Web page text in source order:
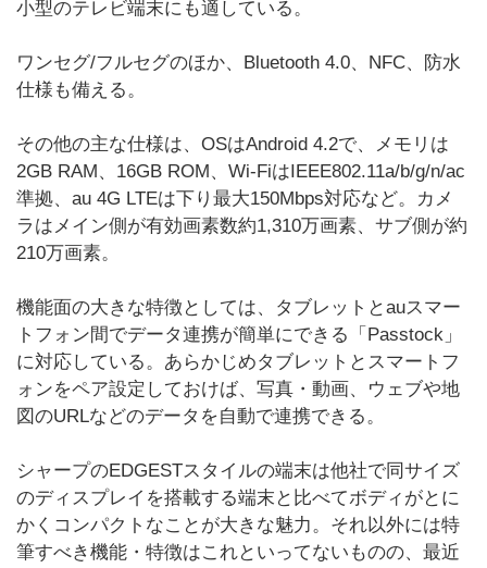
小型のテレビ端末にも適している。
ワンセグ/フルセグのほか、Bluetooth 4.0、NFC、防水
仕様も備える。
その他の主な仕様は、OSはAndroid 4.2で、メモリは
2GB RAM、16GB ROM、Wi-FiはIEEE802.11a/b/g/n/ac
準拠、au 4G LTEは下り最大150Mbps対応など。カメ
ラはメイン側が有効画素数約1,310万画素、サブ側が約
210万画素。
機能面の大きな特徴としては、タブレットとauスマー
トフォン間でデータ連携が簡単にできる「Passtock」
に対応している。あらかじめタブレットとスマートフ
ォンをペア設定しておけば、写真・動画、ウェブや地
図のURLなどのデータを自動で連携できる。
シャープのEDGESTスタイルの端末は他社で同サイズ
のディスプレイを搭載する端末と比べてボディがとに
かくコンパクトなことが大きな魅力。それ以外には特
筆すべき機能・特徴はこれといってないものの、最近